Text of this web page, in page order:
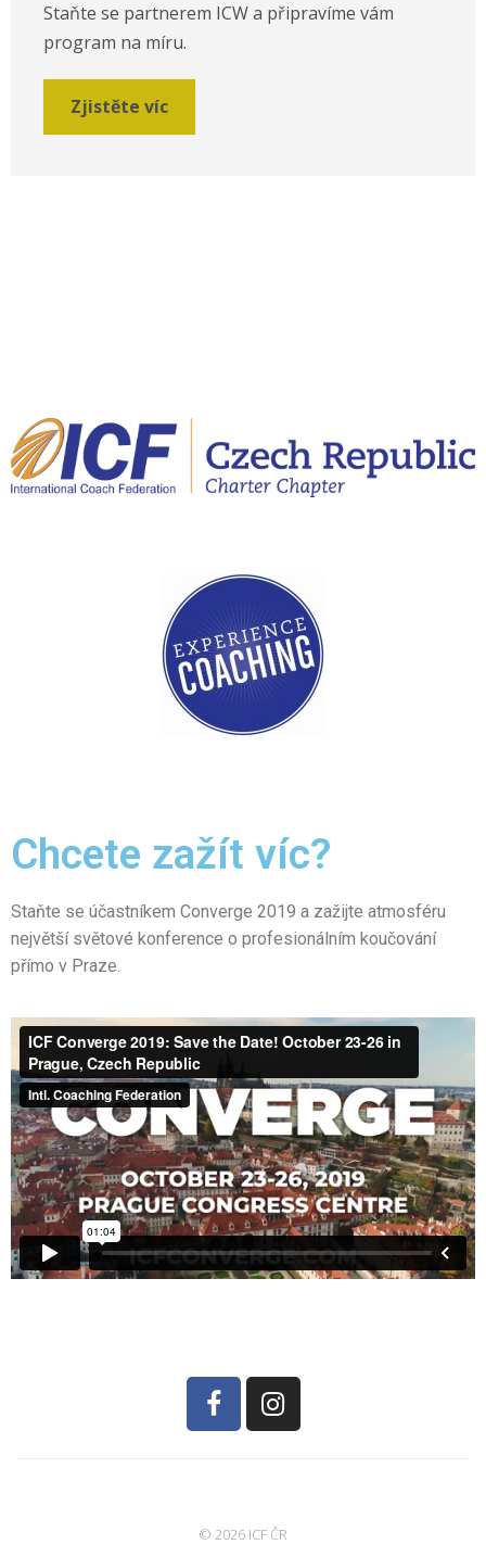
Staňte se partnerem ICW a připravíme vám
program na míru.
Zjistěte víc
Chcete zažít víc?
Staňte se účastníkem Converge 2019 a zažijte atmosféru
největší světové konference o profesionálním koučování
přímo v Praze.
© 2026 ICF ČR